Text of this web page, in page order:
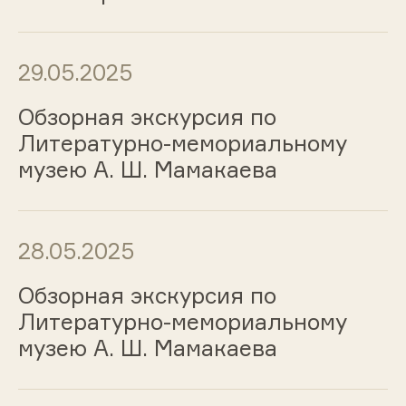
29.05.2025
Обзорная экскурсия по
Литературно-мемориальному
музею А. Ш. Мамакаева
28.05.2025
Обзорная экскурсия по
Литературно-мемориальному
музею А. Ш. Мамакаева